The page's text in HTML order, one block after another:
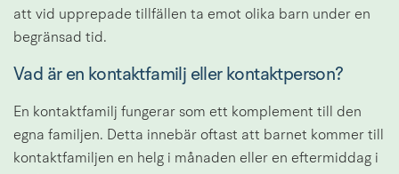
att vid upprepade tillfällen ta emot olika barn under en
begränsad tid.
Vad är en kontaktfamilj eller kontaktperson?
En kontaktfamilj fungerar som ett komplement till den
egna familjen. Detta innebär oftast att barnet kommer till
kontaktfamiljen en helg i månaden eller en eftermiddag i